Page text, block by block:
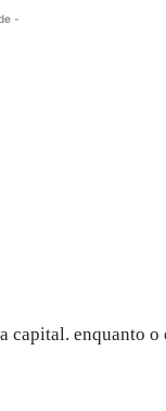
-
enquanto